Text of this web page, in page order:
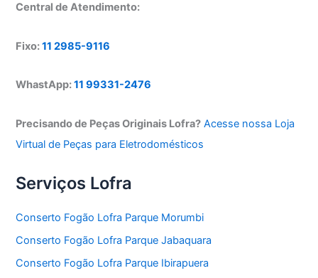
Central de Atendimento:
Fixo:11 2985-9116
WhastApp:11 99331-2476
Precisando de Peças Originais Lofra? Acesse nossa Loja
Virtual de Peças para Eletrodomésticos
Serviços Lofra
Conserto Fogão Lofra Parque Morumbi
Conserto Fogão Lofra Parque Jabaquara
Conserto Fogão Lofra Parque Ibirapuera